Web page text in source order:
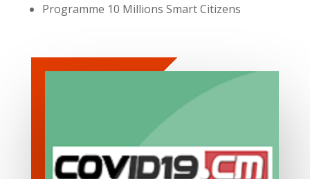
Programme 10 Millions Smart Citizens